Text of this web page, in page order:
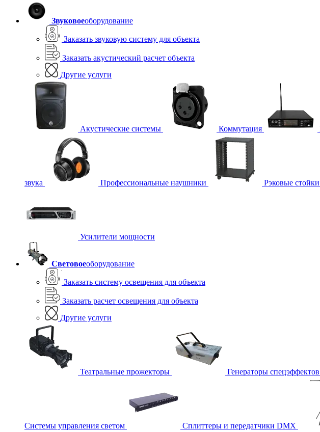
Звуковоеоборудование
Заказать звуковую систему для объекта
Заказать акустический расчет объекта
Другие услуги
Акустические системы Коммутация
звука Профессиональные наушники Рэковые стойки
Усилители мощности
Световоеоборудование
Заказать систему освещения для объекта
Заказать расчет освещения для объекта
Другие услуги
Театральные прожекторы Генераторы спецэффектов
Системы управления светом Сплиттеры и передатчики DMX